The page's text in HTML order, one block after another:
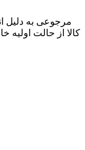
کالا از حالت اولیه